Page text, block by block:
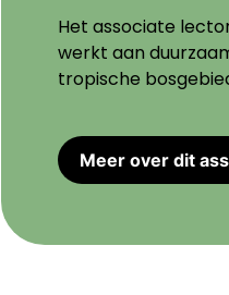
Het associate
werkt aan
tropische
Meer over dit